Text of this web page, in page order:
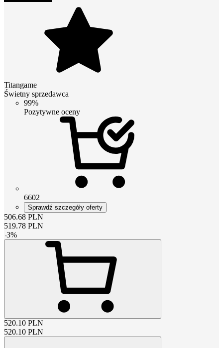
Titangame
Świetny sprzedawca
99%
Pozytywne oceny
6602
Sprawdź szczegóły oferty
506.68 PLN
519.78 PLN
-3%
520.10 PLN
520.10 PLN